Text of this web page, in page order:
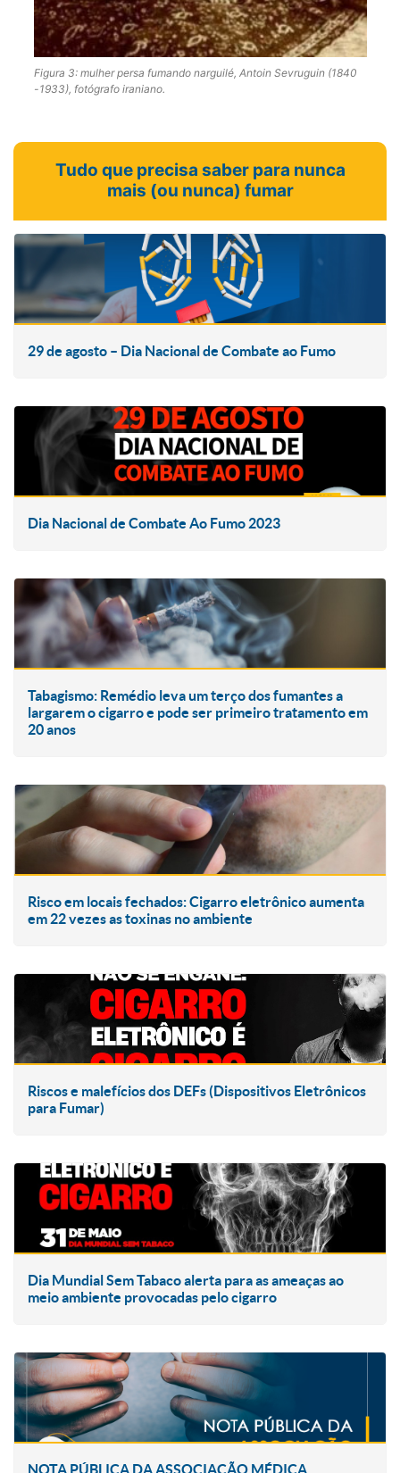
Figura 3: mulher persa fumando narguilé, Antoin Sevruguin (1840
-1933), fotógrafo iraniano.
Tudo que precisa saber para nunca
mais (ou nunca) fumar
29 de agosto – Dia Nacional de Combate ao Fumo
Dia Nacional de Combate Ao Fumo 2023
Tabagismo: Remédio leva um terço dos fumantes a
largarem o cigarro e pode ser primeiro tratamento em
20 anos
Risco em locais fechados: Cigarro eletrônico aumenta
em 22 vezes as toxinas no ambiente
Riscos e malefícios dos DEFs (Dispositivos Eletrônicos
para Fumar)
Dia Mundial Sem Tabaco alerta para as ameaças ao
meio ambiente provocadas pelo cigarro
NOTA PÚBLICA DA ASSOCIAÇÃO MÉDICA